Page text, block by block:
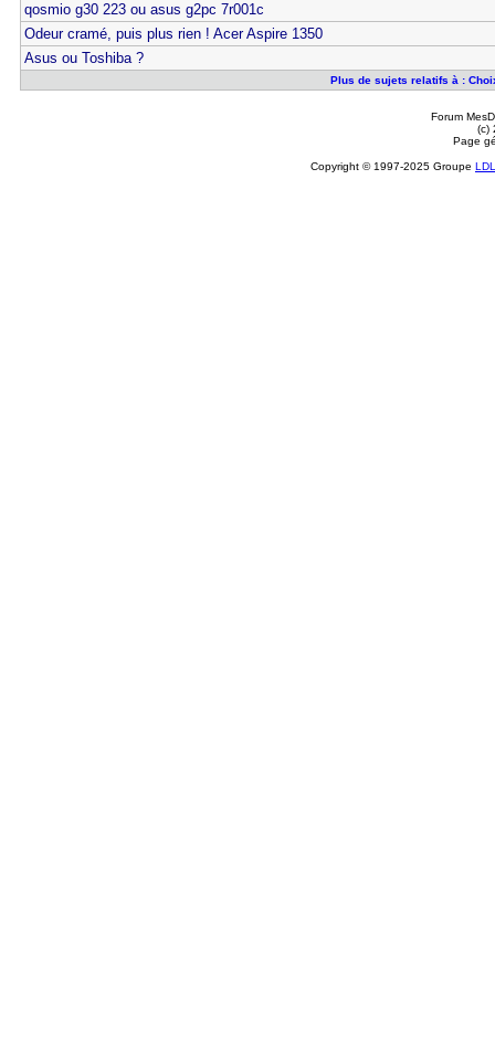
qosmio g30 223 ou asus g2pc 7r001c
Odeur cramé, puis plus rien ! Acer Aspire 1350
Asus ou Toshiba ?
Plus de sujets relatifs à :
Forum
(c)
Page
Copyright © 1997-2025 Groupe